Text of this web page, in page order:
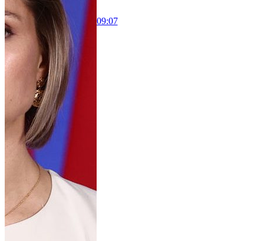
09:07